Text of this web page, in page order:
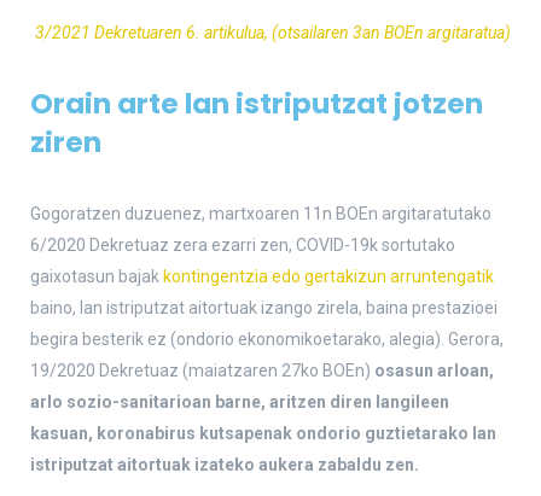
3/2021 Dekretuaren 6. artikulua, (otsailaren 3an BOEn argitaratua)
Orain arte lan istriputzat jotzen
ziren
Gogoratzen duzuenez, martxoaren 11n BOEn argitaratutako
6/2020 Dekretuaz zera ezarri zen, COVID-19k sortutako
gaixotasun bajak kontingentzia edo gertakizun arruntengatik
baino, lan istriputzat aitortuak izango zirela, baina prestazioei
begira besterik ez (ondorio ekonomikoetarako, alegia). Gerora,
19/2020 Dekretuaz (maiatzaren 27ko BOEn) osasun arloan,
arlo sozio-sanitarioan barne, aritzen diren langileen
kasuan, koronabirus kutsapenak ondorio guztietarako lan
istriputzat aitortuak izateko aukera zabaldu zen.